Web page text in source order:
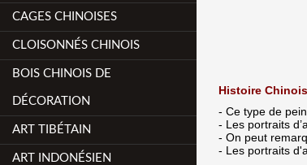
CAGES CHINOISES
CLOISONNÉS CHINOIS
BOIS CHINOIS DE
DÉCORATION
ART TIBÉTAIN
ART INDONÉSIEN
Histoire
- Ce type de
- Les portraits
- On peut
- Les portraits